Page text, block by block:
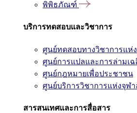
พิพิธภัณฑ์
บริการทดสอบและวิชาการ
ศูนย์ทดสอบทางวิชาการแห่
ศูนย์การแปลและการล่ามเฉ
ศูนย์กฎหมายเพื่อประชาชน
ศูนย์บริการวิชาการแห่งจุฬ
สารสนเทศและการสื่อสาร